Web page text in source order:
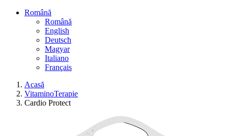
Română
Română
English
Deutsch
Magyar
Italiano
Français
Acasă
VitaminoTerapie
Cardio Protect